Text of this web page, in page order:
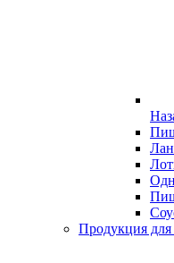
Продукция для